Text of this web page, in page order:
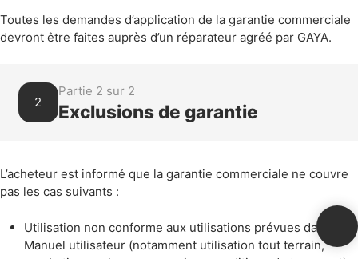
Toutes les demandes d’application de la garantie commerciale
devront être faites auprès d’un réparateur agréé par GAYA.
2
Partie 2 sur 2
Exclusions de garantie
L’acheteur est informé que la garantie commerciale ne couvre
pas les cas suivants :
Utilisation non conforme aux utilisations prévues dans le
Manuel utilisateur (notamment utilisation tout terrain,